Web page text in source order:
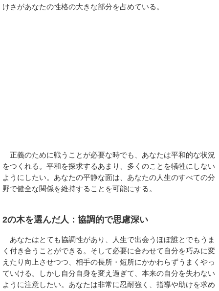
けさがあなたの性格の大きな部分を占めている。
正義のために戦うことが必要な時でも、あなたは平和的な状況
をつくれる。平和を探求するあまり、多くのことを犠牲にしない
ようにしたい。あなたの平静な面は、あなたの人生のすべての分
野で健全な関係を維持することを可能にする。
2の木を選んだ人：協調的で思慮深い
あなたはとても協調性があり、人生で出会うほぼ誰とでもうま
く付き合うことができる。そして必要に合わせて自分を巧みに変
えたり向上させつつ、相手の長所・短所にかかわらずうまくやっ
ていける。しかし自分自身を変え過ぎて、本来の自分を失わない
ように注意したい。あなたは非常に忍耐強く、指導や助けを求め